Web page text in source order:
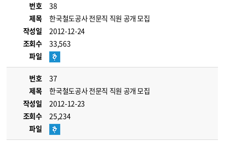
번호
38
제목
한국철도공사 전문직 직원 공개 모집
작성일
2012-12-24
조회수
33,563
파일
번호
37
제목
한국철도공사 전문직 직원 공개 모집
작성일
2012-12-23
조회수
25,234
파일